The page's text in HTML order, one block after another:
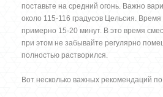
поставьте на средний огонь. Важно
около 115-116 градусов Цельсия. Время
примерно 15-20 минут. В это время
при этом не забывайте регулярно
полностью растворился.
Вот несколько важных рекомендаций